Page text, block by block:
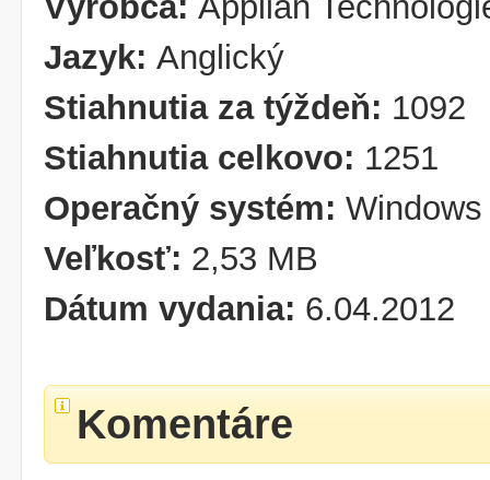
Jazyk: Anglický
Stiahnutia za týždeň: 1092
Stiahnutia celkovo: 1251
Operačný systém:
Veľkosť: 2,53 MB
Dátum vydania: 6.04.2012
Komentáre